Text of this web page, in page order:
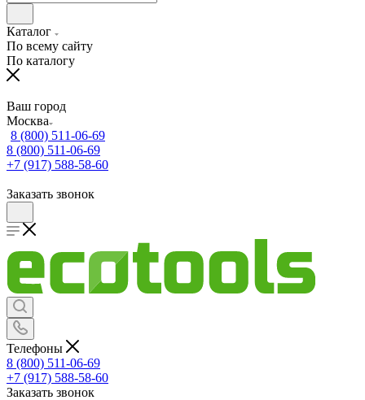
Каталог
По всему сайту
По каталогу
Ваш город
Москва
8 (800) 511-06-69
8 (800) 511-06-69
+7 (917) 588-58-60
Заказать звонок
Телефоны
8 (800) 511-06-69
+7 (917) 588-58-60
Заказать звонок